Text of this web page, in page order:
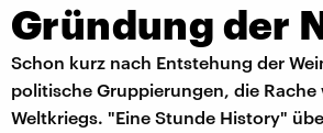
Gründung der
Schon kurz nach Entstehung der
politische Gruppierungen, die Rache
Weltkriegs. "Eine Stunde History"